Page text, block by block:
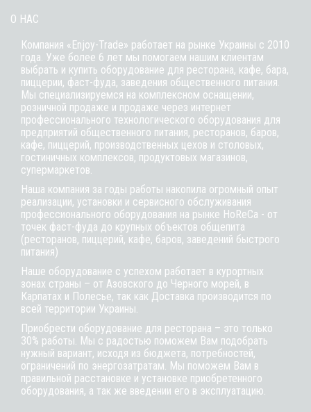
О НАС
Компания «Enjoy-Trade» работает на рынке Украины с 2010
года. Уже более 6 лет мы помогаем нашим клиентам
выбрать и купить оборудование для ресторана, кафе, бара,
пиццерии, фаст-фуда, заведения общественного питания.
Мы специализируемся на комплексном оснащении,
розничной продаже и продаже через интернет
профессионального технологического оборудования для
предприятий общественного питания, ресторанов, баров,
кафе, пиццерий, производственных цехов и столовых,
гостиничных комплексов, продуктовых магазинов,
супермаркетов.
Наша компания за годы работы накопила огромный опыт
реализации, установки и сервисного обслуживания
профессионального оборудования на рынке HoReCa - от
точек фаст-фуда до крупных объектов общепита
(ресторанов, пиццерий, кафе, баров, заведений быстрого
питания)
Наше оборудование с успехом работает в курортных
зонах страны – от Азовского до Черного морей, в
Карпатах и Полесье, так как Доставка производится по
всей территории Украины.
Приобрести оборудование для ресторана – это только
30% работы. Мы с радостью поможем Вам подобрать
нужный вариант, исходя из бюджета, потребностей,
ограничений по энергозатратам. Мы поможем Вам в
правильной расстановке и установке приобретенного
оборудования, а так же введении его в эксплуатацию.